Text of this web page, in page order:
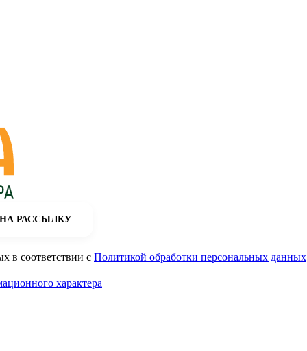
РАССЫЛКУ
в соответствии с Политикой обработки персональных данных
характера